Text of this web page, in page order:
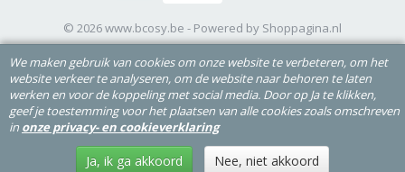
© 2026 www.bcosy.be - Powered by Shoppagina.nl
We maken gebruik van cookies om onze website te verbeteren, om het
website verkeer te analyseren, om de website naar behoren te laten
werken en voor de koppeling met social media. Door op Ja te klikken,
geef je toestemming voor het plaatsen van alle cookies zoals omschreven
in onze privacy- en cookieverklaring
Ja, ik ga akkoord Nee, niet akkoord